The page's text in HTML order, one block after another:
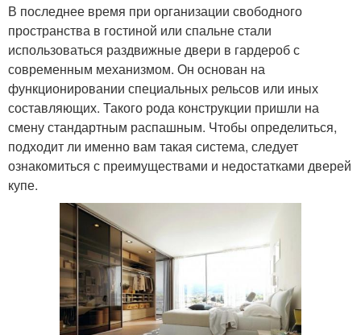
В последнее время при организации свободного
пространства в гостиной или спальне стали
использоваться раздвижные двери в гардероб с
современным механизмом. Он основан на
функционировании специальных рельсов или иных
составляющих. Такого рода конструкции пришли на
смену стандартным распашным. Чтобы определиться,
подходит ли именно вам такая система, следует
ознакомиться с преимуществами и недостатками дверей
купе.